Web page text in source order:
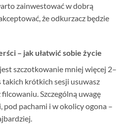
zainwestować w dobrą
że odkurzacz będzie
– jak ułatwić sobie życie
szczotkowanie mniej więcej 2–
takich krótkich sesji usuwasz
Szczególną uwagę
pod pachami i w okolicy ogona –